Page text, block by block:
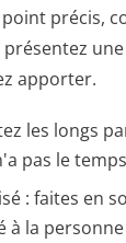
précis,
apporter.
les longs
pas le
: faites en
à la